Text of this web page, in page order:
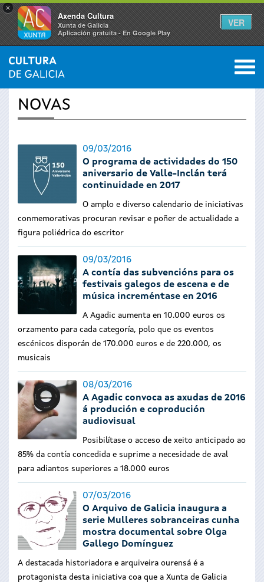
×
Axenda Cultura
Xunta de Galicia
Aplicación gratuíta - En Google Play
VER
Vostede
está
aquí
INICIO › ACTUALIDADE 0
NOVAS
09/03/2016
O programa de actividades do 150
aniversario de Valle-Inclán terá
continuidade en 2017
O amplo e diverso calendario de iniciativas
conmemorativas procuran revisar e poñer de actualidade a
figura poliédrica do escritor
09/03/2016
A contía das subvencións para os
festivais galegos de escena e de
música increméntase en 2016
A Agadic aumenta en 10.000 euros os
orzamento para cada categoría, polo que os eventos
escénicos disporán de 170.000 euros e de 220.000, os
musicais
08/03/2016
A Agadic convoca as axudas de 2016
á produción e coprodución
audiovisual
Posibilítase o acceso de xeito anticipado ao
85% da contía concedida e suprime a necesidade de aval
para adiantos superiores a 18.000 euros
07/03/2016
O Arquivo de Galicia inaugura a
serie Mulleres sobranceiras cunha
mostra documental sobre Olga
Gallego Domínguez
A destacada historiadora e arquiveira ourensá é a
protagonista desta iniciativa coa que a Xunta de Galicia